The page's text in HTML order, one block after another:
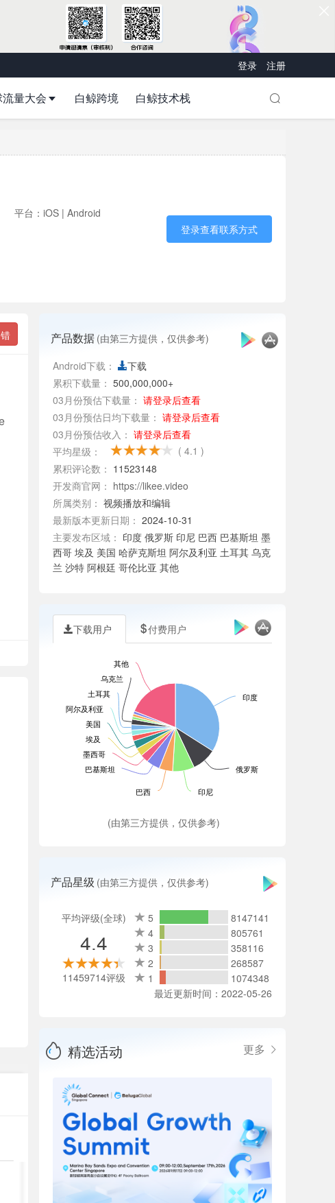
登录 注册
量大会 白鲸跨境 白鲸技术栈
平台：iOS | Android
登录查看联系方式
产品数据 (由第三方提供，仅供参考)
Android下载：
下载
累积下载量： 500,000,000+
03月份预估下载量： 请登录后查看
03月份预估日均下载量： 请登录后查看
03月份预估收入： 请登录后查看
平均星级：
( 4.1 )
累积评论数： 11523148
开发商官网： https://likee.video
所属类别： 视频播放和编辑
最新版本更新日期： 2024-10-31
主要发布区域： 印度 俄罗斯 印尼 巴西 巴基斯坦 墨
西哥 埃及 美国 哈萨克斯坦 阿尔及利亚 土耳其 乌克
兰 沙特 阿根廷 哥伦比亚 其他
下载用户 付费用户
印度
俄罗斯
印尼
巴西
巴基斯坦
墨西哥
埃及
美国
阿尔及利亚
土耳其
乌克兰
其他
(由第三方提供，仅供参考)
产品星级 (由第三方提供，仅供参考)
平均评级(全球)
4.4
11459714评级
5
8147141
4
805761
3
358116
2
268587
1
1074348
最近更新时间：2022-05-26
精选活动 更多